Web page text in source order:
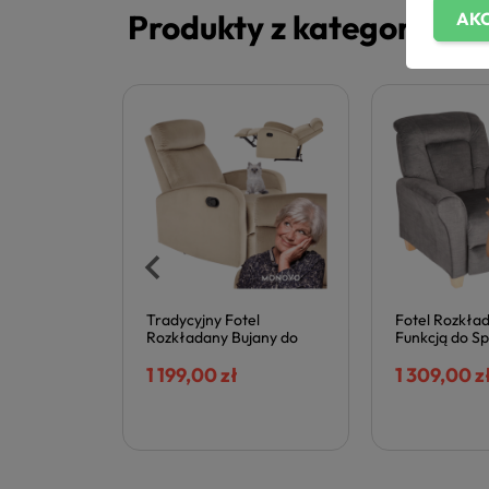
Produkty z kategorii
Fotel Rozkładany z
Funkcją do Spania Szary
Wypoczynkowy BARD
Halmar
1 309,00 zł
Nowoczesny
Czarny Velvet
Halmar
886,00 zł